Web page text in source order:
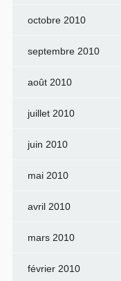
octobre 2010
septembre 2010
août 2010
juillet 2010
juin 2010
mai 2010
avril 2010
mars 2010
février 2010